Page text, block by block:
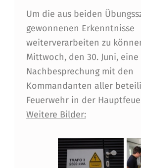
Um die aus beiden
gewonnenen Erkenntnisse
weiterverarbeiten zu
Mittwoch, den 30. Juni, eine
Nachbesprechung mit den
Kommandanten aller
Feuerwehr in der
Weitere Bilder: